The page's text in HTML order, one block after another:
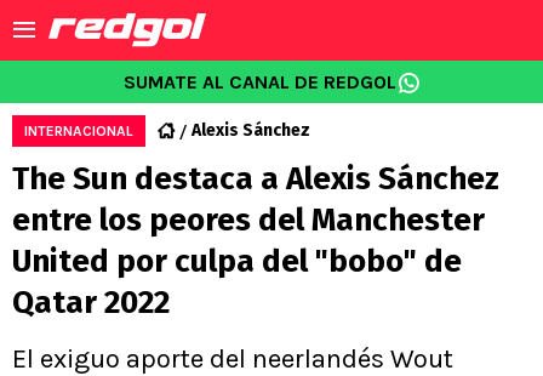
SUMATE AL CANAL DE REDGOL
INTERNACIONAL Alexis Sánchez
The Sun destaca a Alexis Sánchez
entre los peores del Manchester
United por culpa del "bobo" de
Qatar 2022
El exiguo aporte del neerlandés Wout